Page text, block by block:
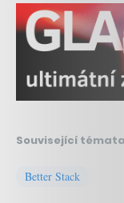
Související
Better Stack